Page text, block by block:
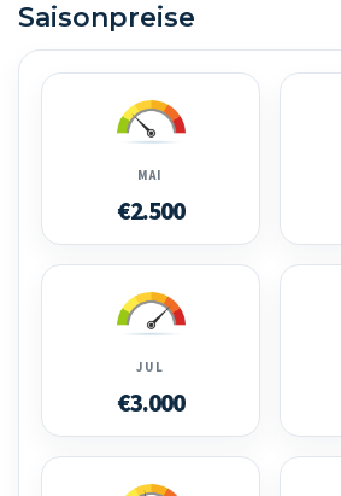
Saisonpreise
MAI
€2.500
JUL
€3.000